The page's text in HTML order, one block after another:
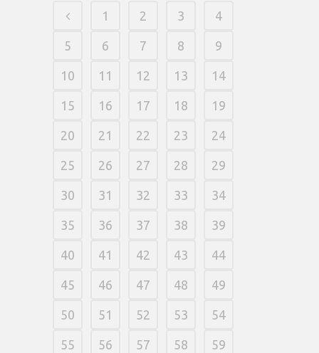
1 2 3 4
5 6 7 8 9
10 11 12 13 14
15 16 17 18 19
20 21 22 23 24
25 26 27 28 29
30 31 32 33 34
35 36 37 38 39
40 41 42 43 44
45 46 47 48 49
50 51 52 53 54
55 56 57 58 59